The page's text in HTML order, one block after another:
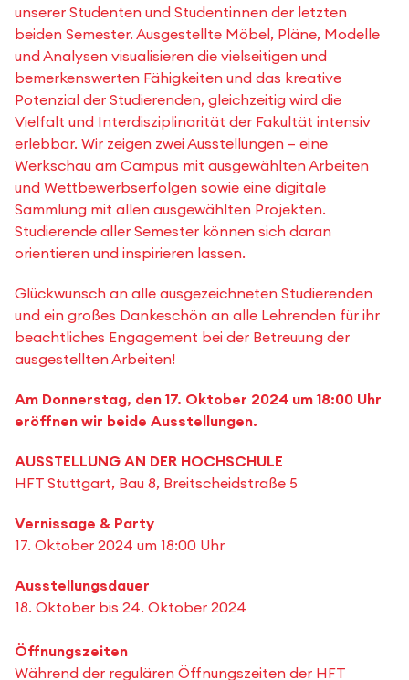
unserer Studenten und Studentinnen der letzten
beiden Semester. Ausgestellte Möbel, Pläne, Modelle
und Analysen visualisieren die vielseitigen und
bemerkenswerten Fähigkeiten und das kreative
Potenzial der Studierenden, gleichzeitig wird die
Vielfalt und Interdisziplinarität der Fakultät intensiv
erlebbar. Wir zeigen zwei Ausstellungen – eine
Werkschau am Campus mit ausgewählten Arbeiten
und Wettbewerbserfolgen sowie eine digitale
Sammlung mit allen ausgewählten Projekten.
Studierende aller Semester können sich daran
orientieren und inspirieren lassen.
Glückwunsch an alle ausgezeichneten Studierenden
und ein großes Dankeschön an alle Lehrenden für ihr
beachtliches Engagement bei der Betreuung der
ausgestellten Arbeiten!
Am Donnerstag, den 17. Oktober 2024 um 18:00 Uhr
eröffnen wir beide Ausstellungen.
AUSSTELLUNG AN DER HOCHSCHULE
HFT Stuttgart, Bau 8, Breitscheidstraße 5
Vernissage & Party
17. Oktober 2024 um 18:00 Uhr
Ausstellungsdauer
18. Oktober bis 24. Oktober 2024
Öffnungszeiten
Während der regulären Öffnungszeiten der HFT